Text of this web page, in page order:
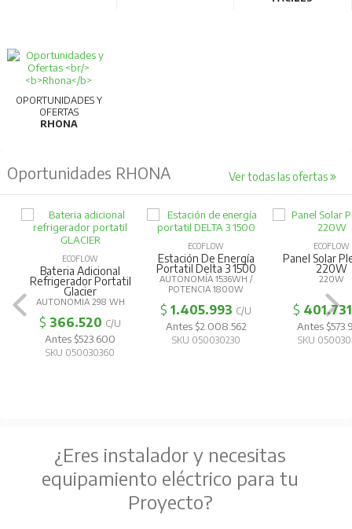
OPORTUNIDADES Y
OFERTAS
RHONA
Oportunidades RHONA Ver todas las ofertas
ECOFLOW
Bateria Adicional
Refrigerador Portatil
Glacier
AUTONOMIA 298 WH
$ 366.520 C/U
Antes $523.600
SKU 050030360
ECOFLOW
Estación De Energía
Portatil Delta 3 1500
AUTONOMÍA 1536WH /
POTENCIA 1800W
$1.405.993 C/U
Antes $2.008.562
SKU 050030230
ECOFLOW
Panel Solar
220W
220W
$ 401.731
Antes
SKU
¿Eres instalador y necesitas
equipamiento eléctrico para tu
Proyecto?